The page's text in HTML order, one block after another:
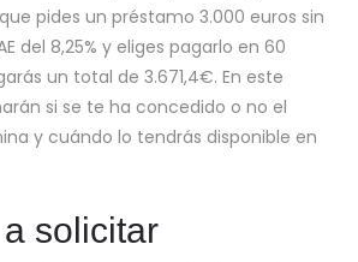
pides un préstamo 3.000 euros sin
del 8,25% y eliges pagarlo en 60
un total de 3.671,4€. En este
si se te ha concedido o no el
y cuándo lo tendrás disponible en
solicitar